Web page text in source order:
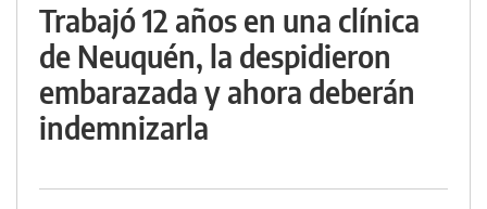
Trabajó 12 años en una clínica
de Neuquén, la despidieron
embarazada y ahora deberán
indemnizarla